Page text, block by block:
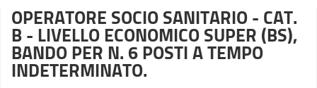
OPERATORE SOCIO SANITARIO - CAT.
B - LIVELLO ECONOMICO SUPER (BS),
BANDO PER N. 6 POSTI A TEMPO
INDETERMINATO.